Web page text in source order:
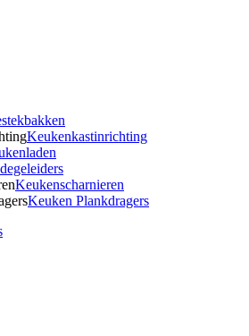
Keukenkastinrichting
Keukenscharnieren
Keuken Plankdragers